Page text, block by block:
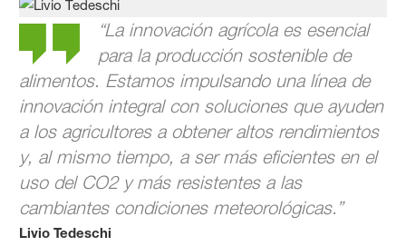
“La innovación agrícola es esencial
para la producción sostenible de
alimentos. Estamos impulsando una línea de
innovación integral con soluciones que ayuden
a los agricultores a obtener altos rendimientos
y, al mismo tiempo, a ser más eficientes en el
uso del CO2 y más resistentes a las
cambiantes condiciones meteorológicas.”
Livio Tedeschi